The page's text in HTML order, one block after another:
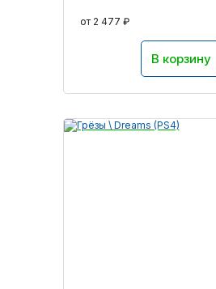
от 2 477 ₽
В корзину